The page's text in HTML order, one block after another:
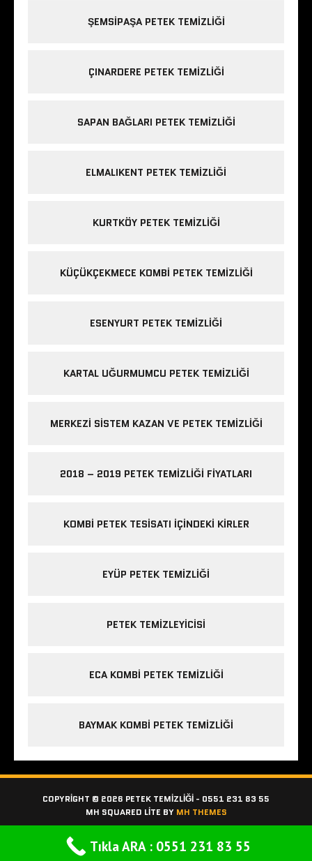
ŞEMSIPAŞA PETEK TEMIZLIĞI
ÇINARDERE PETEK TEMIZLIĞI
SAPAN BAĞLARI PETEK TEMIZLIĞI
ELMALIKENT PETEK TEMIZLIĞI
KURTKÖY PETEK TEMIZLIĞI
KÜÇÜKÇEKMECE KOMBI PETEK TEMIZLIĞI
ESENYURT PETEK TEMIZLIĞI
KARTAL UĞURMUMCU PETEK TEMIZLIĞI
MERKEZI SISTEM KAZAN VE PETEK TEMIZLIĞI
2018 – 2019 PETEK TEMIZLIĞI FIYATLARI
KOMBI PETEK TESISATI IÇINDEKI KIRLER
EYÜP PETEK TEMIZLIĞI
PETEK TEMIZLEYICISI
ECA KOMBI PETEK TEMIZLIĞI
BAYMAK KOMBI PETEK TEMIZLIĞI
COPYRIGHT © 2026 PETEK TEMIZLIĞI - 0551 231 83 55
MH SQUARED LITE BY MH THEMES
Bilgi için TIKLA ARA
Tıkla ARA : 0551 231 83 55